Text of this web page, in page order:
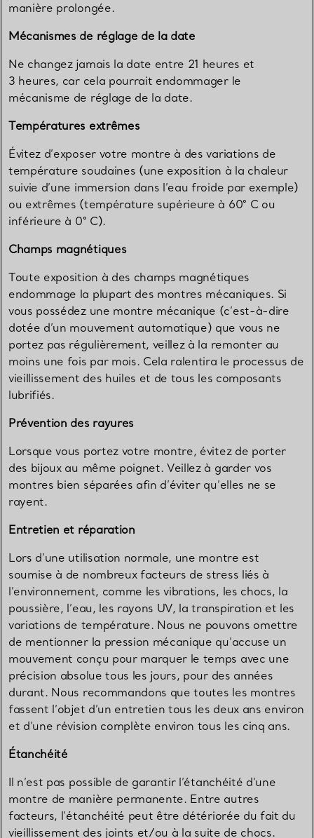
manière prolongée.
Mécanismes de réglage de la date
Ne changez jamais la date entre 21 heures et
3 heures, car cela pourrait endommager le
mécanisme de réglage de la date.
Températures extrêmes
Évitez d’exposer votre montre à des variations de
température soudaines (une exposition à la chaleur
suivie d’une immersion dans l’eau froide par exemple)
ou extrêmes (température supérieure à 60° C ou
inférieure à 0° C).
Champs magnétiques
Toute exposition à des champs magnétiques
endommage la plupart des montres mécaniques. Si
vous possédez une montre mécanique (c’est-à-dire
dotée d’un mouvement automatique) que vous ne
portez pas régulièrement, veillez à la remonter au
moins une fois par mois. Cela ralentira le processus de
vieillissement des huiles et de tous les composants
lubrifiés.
Prévention des rayures
Lorsque vous portez votre montre, évitez de porter
des bijoux au même poignet. Veillez à garder vos
montres bien séparées afin d’éviter qu’elles ne se
rayent.
Entretien et réparation
Lors d’une utilisation normale, une montre est
soumise à de nombreux facteurs de stress liés à
l’environnement, comme les vibrations, les chocs, la
poussière, l’eau, les rayons UV, la transpiration et les
variations de température. Nous ne pouvons omettre
de mentionner la pression mécanique qu’accuse un
mouvement conçu pour marquer le temps avec une
précision absolue tous les jours, pour des années
durant. Nous recommandons que toutes les montres
fassent l’objet d’un entretien tous les deux ans environ
et d’une révision complète environ tous les cinq ans.
Étanchéité
Il n’est pas possible de garantir l’étanchéité d’une
montre de manière permanente. Entre autres
facteurs, l’étanchéité peut être détériorée du fait du
vieillissement des joints et/ou à la suite de chocs.